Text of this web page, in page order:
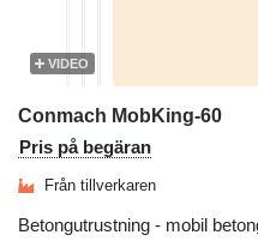
VIDEO
Conmach MobKing-60
Pris på begäran
Från tillverkaren
Betongutrustning - mobil